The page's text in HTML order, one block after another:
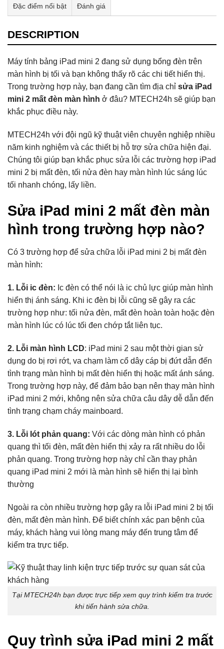
Đặc điểm nổi bật Đánh giá
DESCRIPTION
Máy tính bảng iPad mini 2 đang sử dụng bổng đèn trên
màn hình bị tối và bạn không thấy rõ các chi tiết hiển thị.
Trong trường hợp này, bạn đang cần tìm địa chỉ sửa iPad
mini 2 mất đèn màn hình ở đâu? MTECH24h sẽ giúp bạn
khắc phục điều này.
MTECH24h với đội ngũ kỹ thuật viên chuyên nghiệp nhiều
năm kinh nghiệm và các thiết bị hỗ trợ sửa chữa hiện đại.
Chúng tôi giúp bạn khắc phục sửa lỗi các trường hợp iPad
mini 2 bị mất đèn, tối nửa đèn hay màn hình lúc sáng lúc
tối nhanh chóng, lấy liền.
Sửa iPad mini 2 mất đèn màn
hình trong trường hợp nào?
Có 3 trường hợp để sửa chữa lỗi iPad mini 2 bị mất đèn
màn hình:
1. Lỗi ic đèn: Ic đèn có thể nói là ic chủ lực giúp màn hình
hiển thị ánh sáng. Khi ic đèn bị lỗi cũng sẽ gây ra các
trường hợp như: tối nửa đèn, mất đèn hoàn toàn hoặc đèn
màn hình lúc có lúc tối đen chớp tắt liên tục.
2. Lỗi màn hình LCD: iPad mini 2 sau một thời gian sử
dụng do bị rơi rớt, va chạm làm cổ dây cáp bị đứt dẫn đến
tình trạng màn hình bị mất đèn hiển thị hoặc mất ánh sáng.
Trong trường hợp này, để đảm bảo bạn nên thay màn hình
iPad mini 2 mới, không nên sửa chữa câu dây dễ dẫn đến
tình trạng chạm cháy mainboard.
3. Lỗi lót phản quang: Với các dòng màn hình có phản
quang thì tối đèn, mất đèn hiển thị xảy ra rất nhiều do lỗi
phản quang. Trong trường hợp này chỉ cần thay phản
quang iPad mini 2 mới là màn hình sẽ hiển thị lại bình
thường
Ngoài ra còn nhiều trường hợp gây ra lỗi iPad mini 2 bị tối
đèn, mất đèn màn hình. Để biết chính xác pan bệnh của
máy, khách hàng vui lòng mang máy đến trung tâm để
kiểm tra trực tiếp.
Tại MTECH24h bạn được trực tiếp xem quy trình kiểm tra trước
khi tiến hành sửa chữa.
Quy trình sửa iPad mini 2 mất